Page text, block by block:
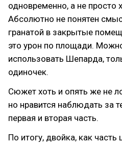
одновременно, а не просто
Абсолютно не понятен
гранатой в закрытые
это урон по площади.
использовать Шепарда,
одиночек.
Сюжет хоть и опять же не
но нравится наблюдать за
первая и вторая часть.
По итогу, двойка, как часть